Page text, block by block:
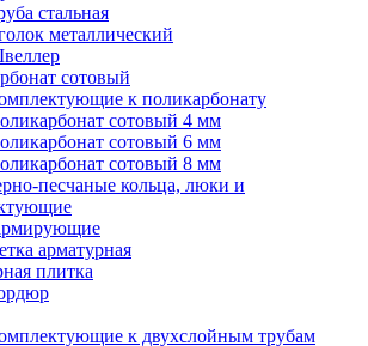
стальная
металлический
сотовый
к поликарбонату
сотовый 4 мм
сотовый 6 мм
сотовый 8 мм
песчаные кольца, люки и
арматурная
плитка
к двухслойным трубам